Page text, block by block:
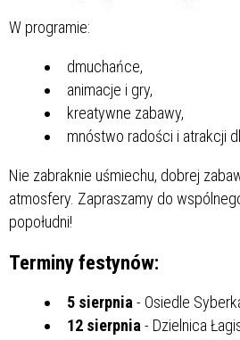
W programie:
dmuchańce,
animacje i gry,
kreatywne zabawy,
mnóstwo radości i atrakcji
Nie zabraknie uśmiechu, dobrej
atmosfery. Zapraszamy do
popołudni!
Terminy festynów:
5 sierpnia - Osiedle
12 sierpnia - Dzielnica